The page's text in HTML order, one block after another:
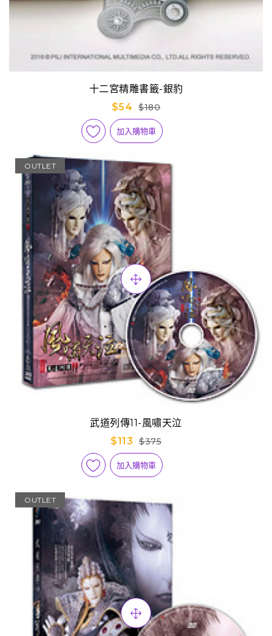
十二宮精雕書籤-銀豹
$54
$180
加入購物車
OUTLET
武道列傳11-風嘯天泣
$113
$375
加入購物車
OUTLET